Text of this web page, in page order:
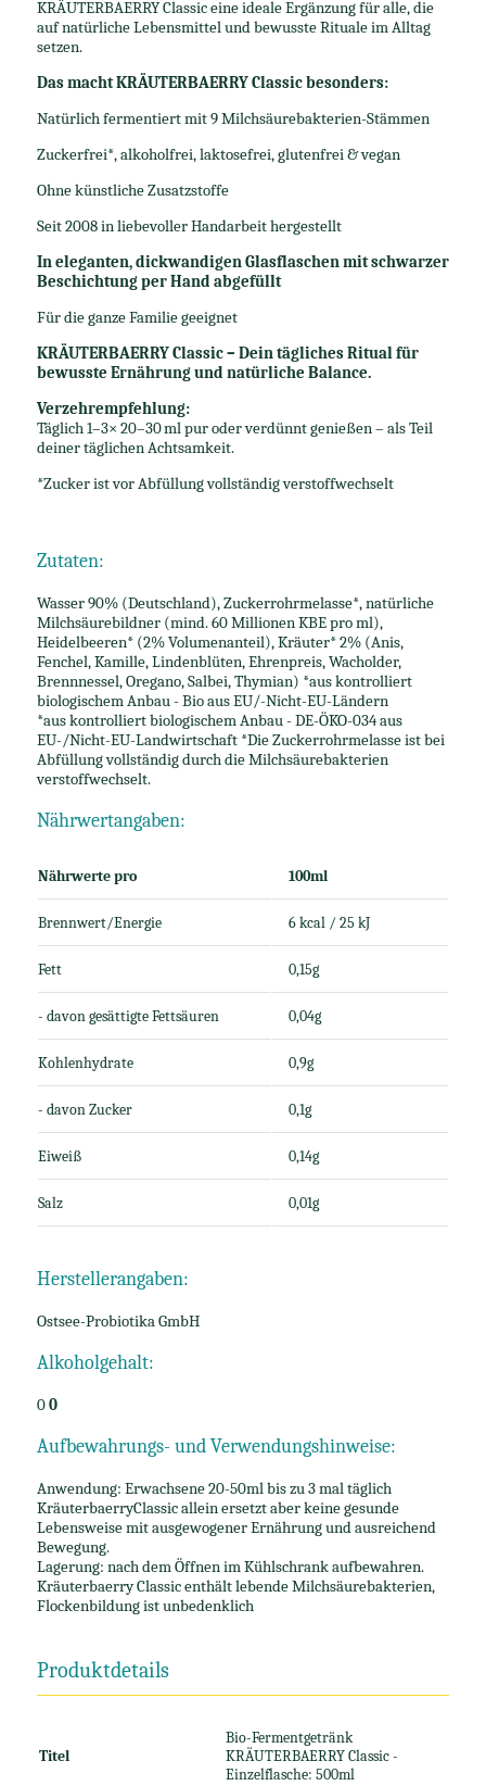
KRÄUTERBAERRY Classic eine ideale Ergänzung für alle, die
auf natürliche Lebensmittel und bewusste Rituale im Alltag
setzen.
Das macht KRÄUTERBAERRY Classic besonders:
Natürlich fermentiert mit 9 Milchsäurebakterien-Stämmen
Zuckerfrei*, alkoholfrei, laktosefrei, glutenfrei & vegan
Ohne künstliche Zusatzstoffe
Seit 2008 in liebevoller Handarbeit hergestellt
In eleganten, dickwandigen Glasflaschen mit schwarzer
Beschichtung per Hand abgefüllt
Für die ganze Familie geeignet
KRÄUTERBAERRY Classic – Dein tägliches Ritual für
bewusste Ernährung und natürliche Balance.
Verzehrempfehlung:
Täglich 1–3× 20–30 ml pur oder verdünnt genießen – als Teil
deiner täglichen Achtsamkeit.
*Zucker ist vor Abfüllung vollständig verstoffwechselt
Zutaten:
Wasser 90% (Deutschland), Zuckerrohrmelasse*, natürliche
Milchsäurebildner (mind. 60 Millionen KBE pro ml),
Heidelbeeren* (2% Volumenanteil), Kräuter* 2% (Anis,
Fenchel, Kamille, Lindenblüten, Ehrenpreis, Wacholder,
Brennnessel, Oregano, Salbei, Thymian) *aus kontrolliert
biologischem Anbau - Bio aus EU/-Nicht-EU-Ländern
*aus kontrolliert biologischem Anbau - DE-ÖKO-034 aus
EU-/Nicht-EU-Landwirtschaft *Die Zuckerrohrmelasse ist bei
Abfüllung vollständig durch die Milchsäurebakterien
verstoffwechselt.
Nährwertangaben:
Nährwerte pro 100ml
Brennwert/Energie 6 kcal / 25 kJ
Fett 0,15g
- davon gesättigte Fettsäuren 0,04g
Kohlenhydrate 0,9g
- davon Zucker 0,1g
Eiweiß 0,14g
Salz 0,01g
Herstellerangaben:
Ostsee-Probiotika GmbH
Alkoholgehalt:
00
Aufbewahrungs- und Verwendungshinweise:
Anwendung: Erwachsene 20-50ml bis zu 3 mal täglich
KräuterbaerryClassic allein ersetzt aber keine gesunde
Lebensweise mit ausgewogener Ernährung und ausreichend
Bewegung.
Lagerung: nach dem Öffnen im Kühlschrank aufbewahren.
Kräuterbaerry Classic enthält lebende Milchsäurebakterien,
Flockenbildung ist unbedenklich
Produktdetails
Titel
Bio-Fermentgetränk
KRÄUTERBAERRY Classic -
Einzelflasche: 500ml